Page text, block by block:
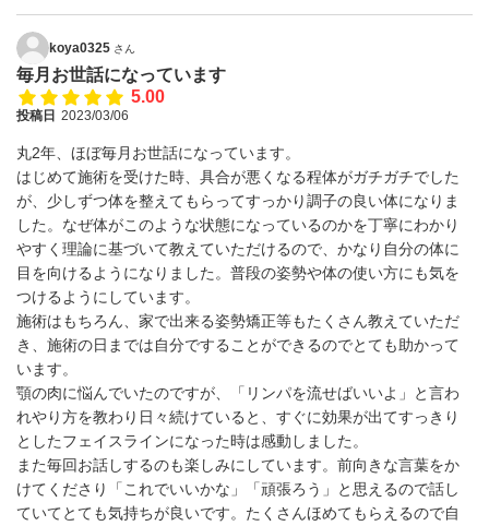
koya0325 さん
毎月お世話になっています
5.00
投稿日 2023/03/06
丸2年、ほぼ毎月お世話になっています。
はじめて施術を受けた時、具合が悪くなる程体がガチガチでした
が、少しずつ体を整えてもらってすっかり調子の良い体になりま
した。なぜ体がこのような状態になっているのかを丁寧にわかり
やすく理論に基づいて教えていただけるので、かなり自分の体に
目を向けるようになりました。普段の姿勢や体の使い方にも気を
つけるようにしています。
施術はもちろん、家で出来る姿勢矯正等もたくさん教えていただ
き、施術の日までは自分ですることができるのでとても助かって
います。
顎の肉に悩んでいたのですが、「リンパを流せばいいよ」と言わ
れやり方を教わり日々続けていると、すぐに効果が出てすっきり
としたフェイスラインになった時は感動しました。
また毎回お話しするのも楽しみにしています。前向きな言葉をか
けてくださり「これでいいかな」「頑張ろう」と思えるので話し
ていてとても気持ちが良いです。たくさんほめてもらえるので自